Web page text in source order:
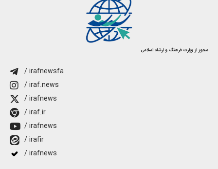
مجوز از وزارت فرهنگ و ارشاد اسلامی
/ irafnewsfa
/ iraf.news
/ irafnews
/ iraf.ir
/ irafnews
/ irafir
/ irafnews